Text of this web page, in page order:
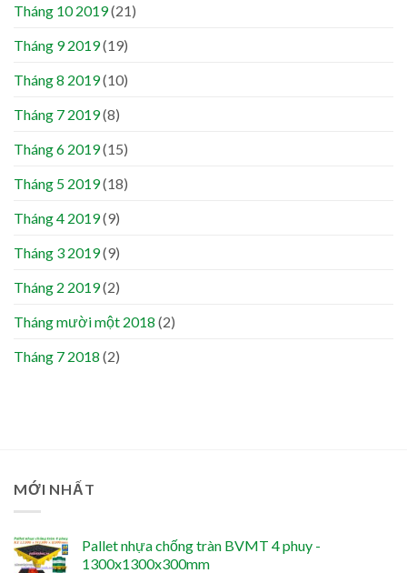
Tháng 10 2019(21)
Tháng 9 2019(19)
Tháng 8 2019(10)
Tháng 7 2019(8)
Tháng 6 2019(15)
Tháng 5 2019(18)
Tháng 4 2019(9)
Tháng 3 2019(9)
Tháng 2 2019(2)
Tháng mười một 2018 (2)
Tháng 7 2018 (2)
MỚI NHẤT
Pallet nhựa chống tràn BVMT 4 phuy -
1300x1300x300mm